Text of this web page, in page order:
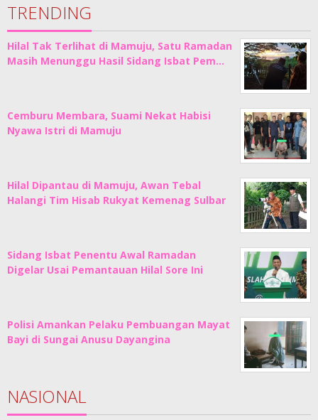
TRENDING
Hilal Tak Terlihat di Mamuju, Satu Ramadan
Masih Menunggu Hasil Sidang Isbat Pem…
Cemburu Membara, Suami Nekat Habisi
Nyawa Istri di Mamuju
Hilal Dipantau di Mamuju, Awan Tebal
Halangi Tim Hisab Rukyat Kemenag Sulbar
Sidang Isbat Penentu Awal Ramadan
Digelar Usai Pemantauan Hilal Sore Ini
Polisi Amankan Pelaku Pembuangan Mayat
Bayi di Sungai Anusu Dayangina
NASIONAL